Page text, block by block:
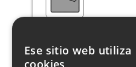
Ese sitio web utiliza
cookies